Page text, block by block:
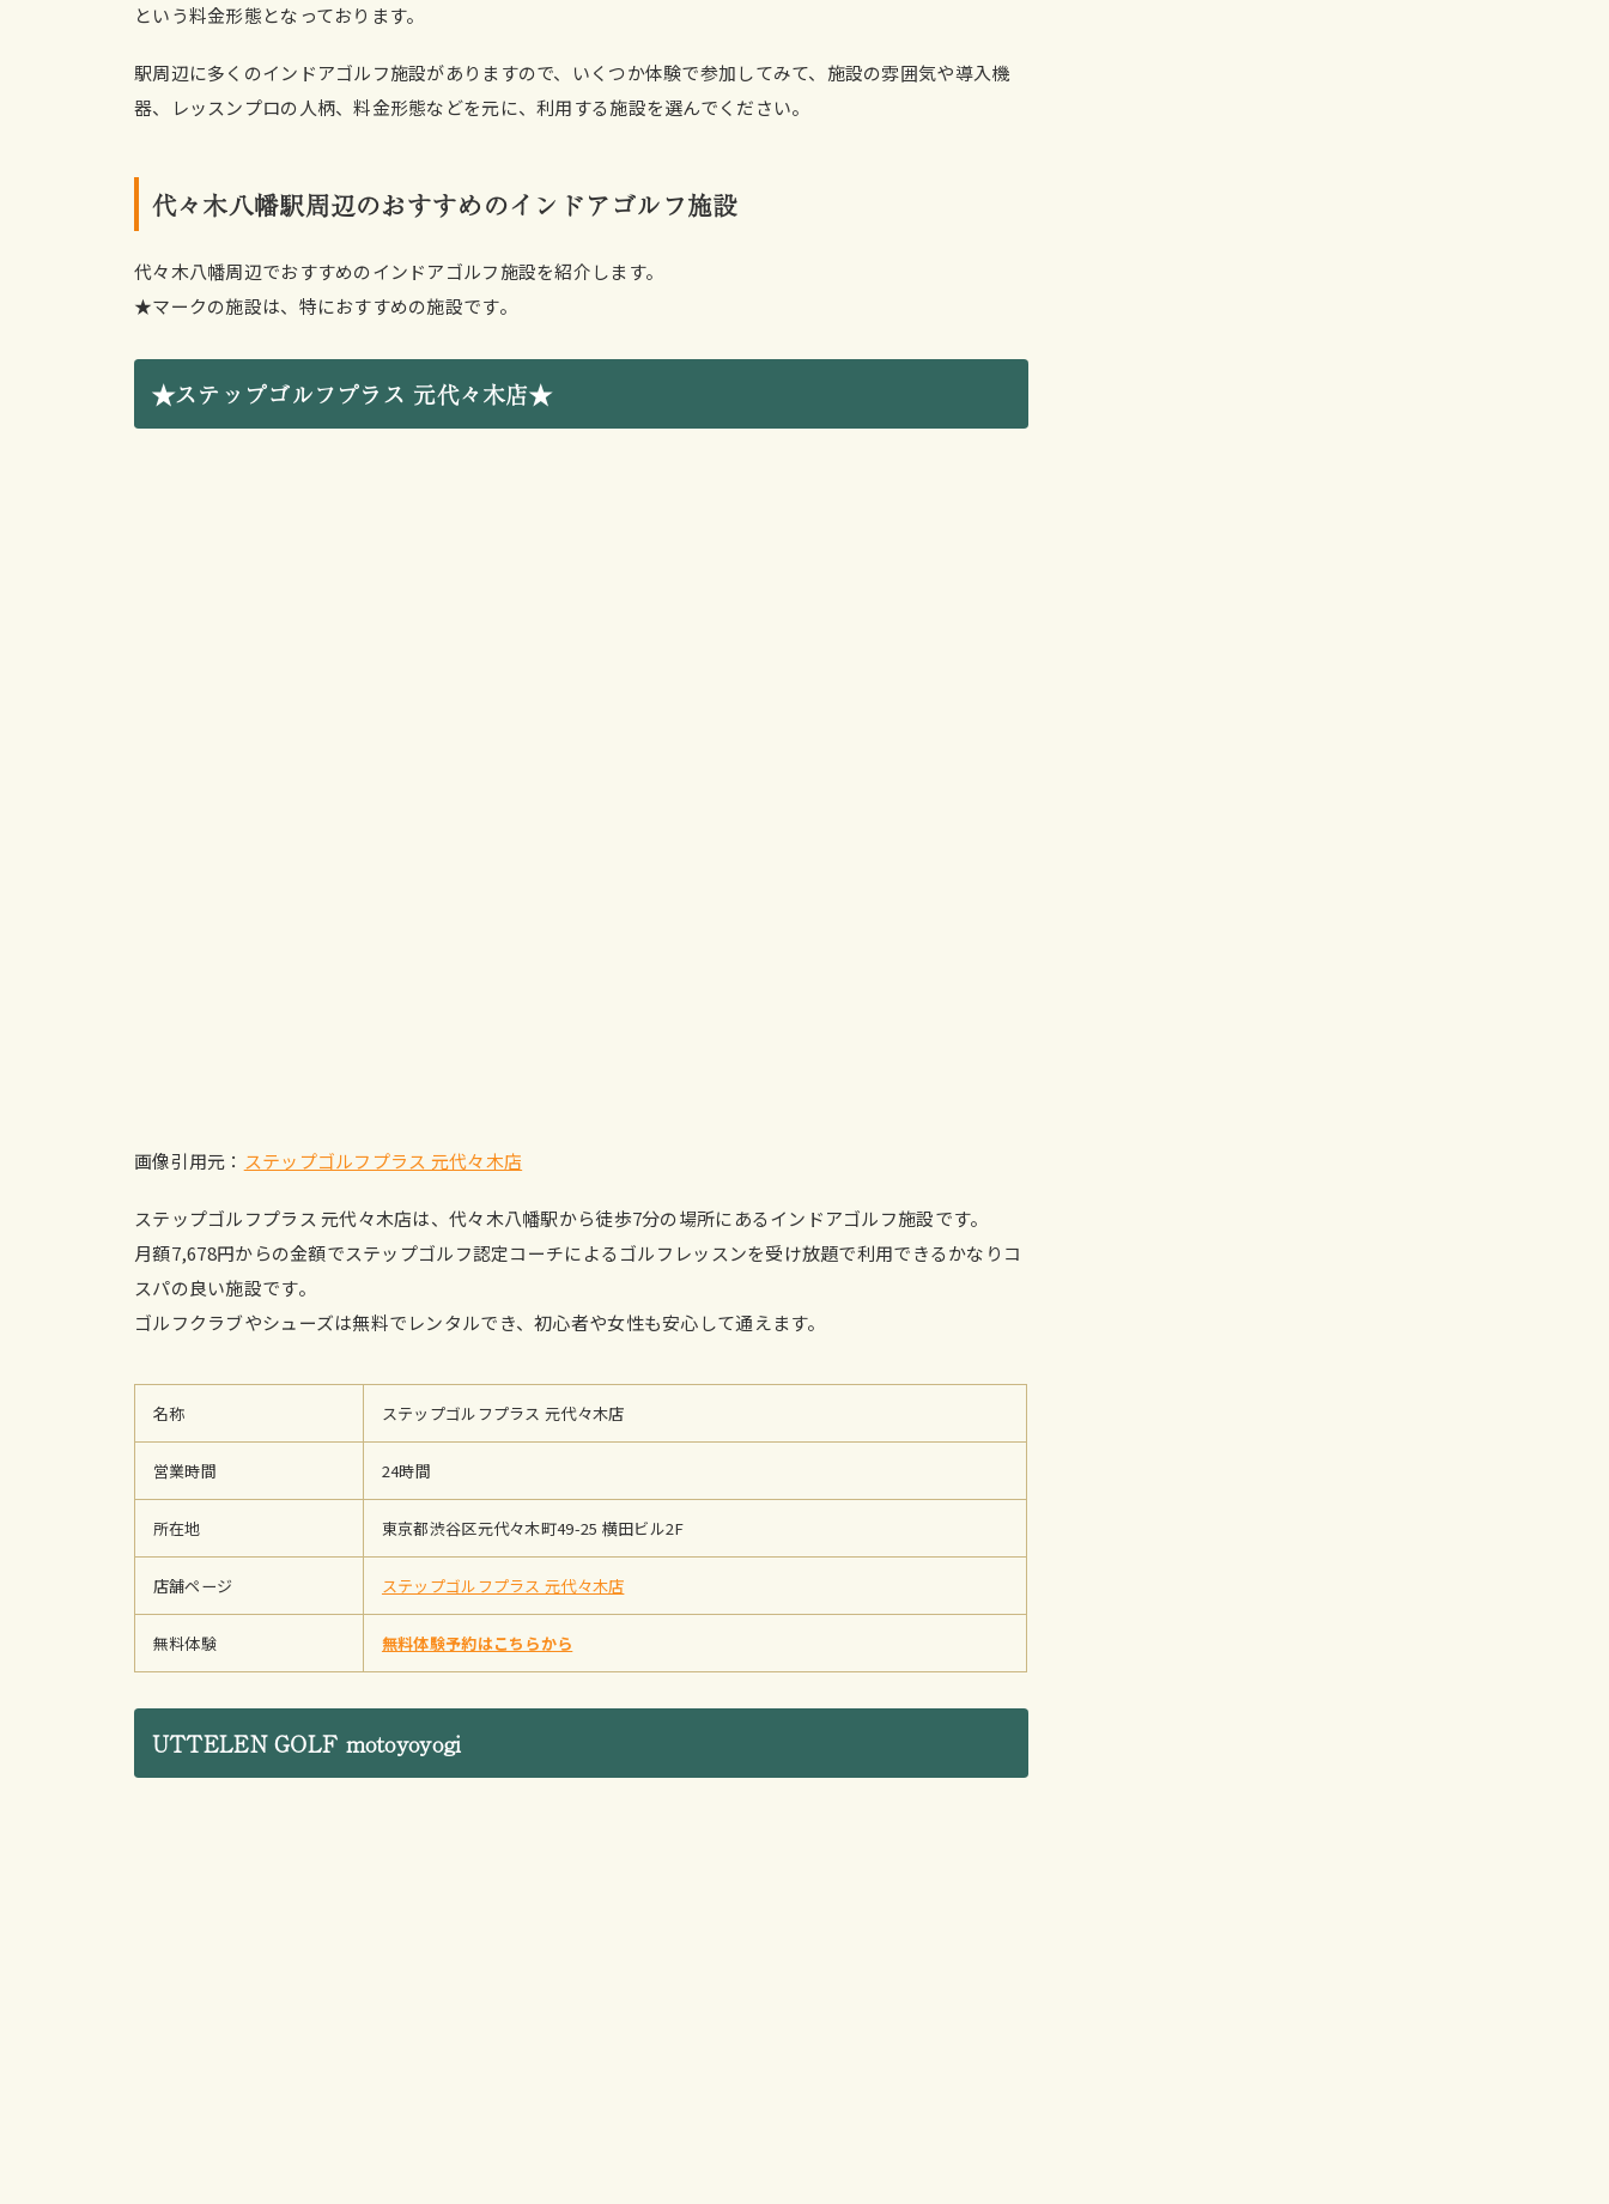
という料金形態となっております。
駅周辺に多くのインドアゴルフ施設がありますので、いくつか体験で参加してみて、施設の雰囲気や導入機
器、レッスンプロの人柄、料金形態などを元に、利用する施設を選んでください。
代々木八幡駅周辺のおすすめのインドアゴルフ施設
代々木八幡周辺でおすすめのインドアゴルフ施設を紹介します。
★マークの施設は、特におすすめの施設です。
★ステップゴルフプラス 元代々木店★
画像引用元： ステップゴルフプラス 元代々木店
ステップゴルフプラス 元代々木店は、代々木八幡駅から徒歩7分の場所にあるインドアゴルフ施設です。
月額7,678円からの金額でステップゴルフ認定コーチによるゴルフレッスンを受け放題で利用できるかなりコ
スパの良い施設です。
ゴルフクラブやシューズは無料でレンタルでき、初心者や女性も安心して通えます。
名称 ステップゴルフプラス 元代々木店
営業時間 24時間
所在地 東京都渋谷区元代々木町49-25 横田ビル2F
店舗ページ ステップゴルフプラス 元代々木店
無料体験 無料体験予約はこちらから
UTTELEN GOLF motoyoyogi